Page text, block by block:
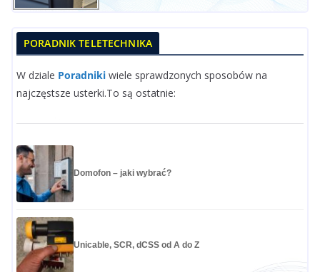
PORADNIK TELETECHNIKA
W dziale Poradniki wiele sprawdzonych sposobów na
najczęstsze usterki.To są ostatnie:
Domofon – jaki wybrać?
Unicable, SCR, dCSS od A do Z